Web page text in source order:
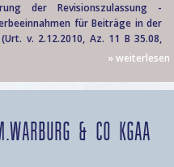
der Revisionszulassung -
für Beiträge in der
v. 2.12.2010, Az. 11 B 35.08,
» weiterlesen
& CO KGAA